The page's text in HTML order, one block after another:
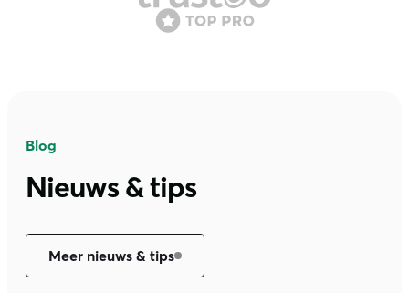
Blog
Nieuws & tips
Meer nieuws & tips